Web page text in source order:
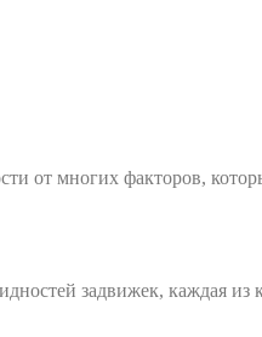
от многих факторов,
задвижек, каждая